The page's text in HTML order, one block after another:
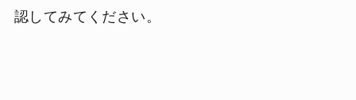
認してみてください。